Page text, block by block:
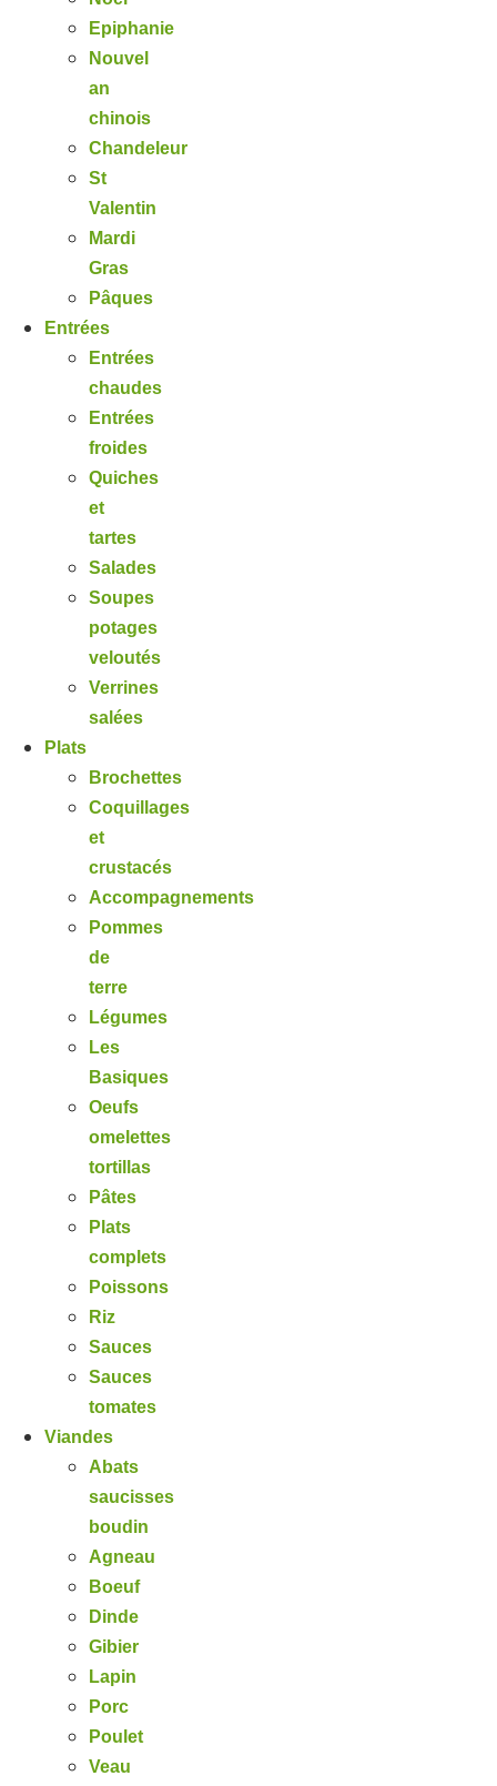
Epiphanie
Nouvel
an
chinois
Chandeleur
St
Valentin
Mardi
Gras
Pâques
Entrées
Entrées
chaudes
Entrées
froides
Quiches
et
tartes
Salades
Soupes
potages
veloutés
Verrines
salées
Plats
Brochettes
Coquillages
et
crustacés
Accompagnements
Pommes
de
terre
Légumes
Les
Basiques
Oeufs
omelettes
tortillas
Pâtes
Plats
complets
Poissons
Riz
Sauces
Sauces
tomates
Viandes
Abats
saucisses
boudin
Agneau
Boeuf
Dinde
Gibier
Lapin
Porc
Poulet
Veau